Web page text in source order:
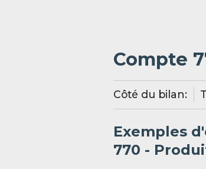
Compte
Côté du bilan:
Exemples
770 -